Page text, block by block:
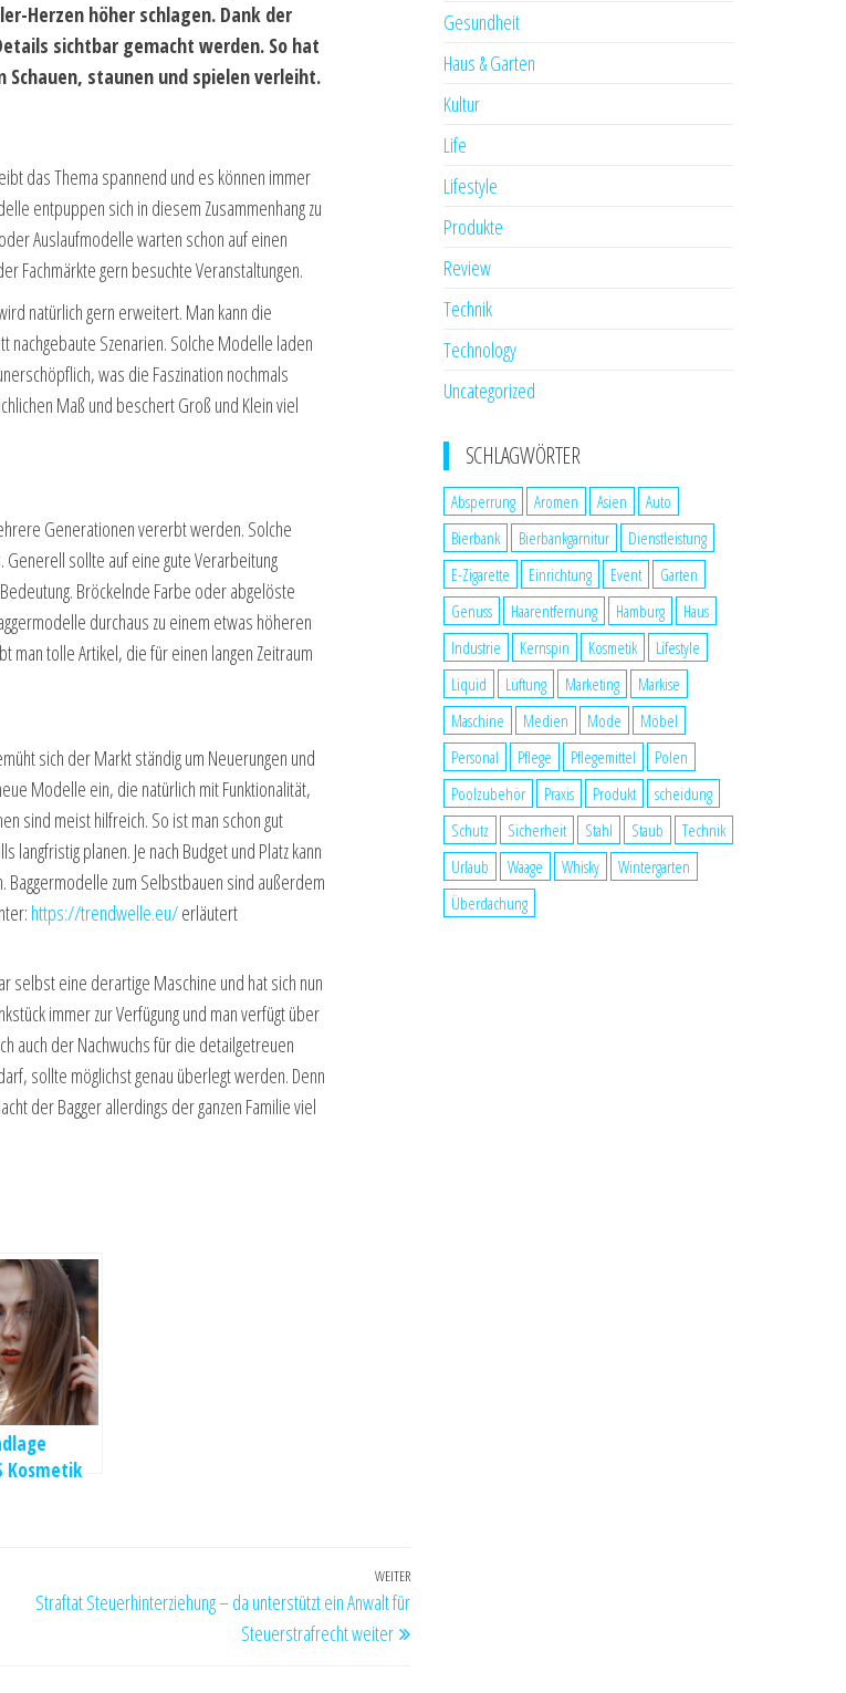
Herzen höher schlagen. Dank der
sichtbar gemacht werden. So hat
Schauen, staunen und spielen verleiht.
das Thema spannend und es können immer
entpuppen sich in diesem Zusammenhang zu
Auslaufmodelle warten schon auf einen
Fachmärkte gern besuchte Veranstaltungen.
natürlich gern erweitert. Man kann die
Szenarien. Solche Modelle laden
was die Faszination nochmals
Maß und beschert Groß und Klein viel
Generationen vererbt werden. Solche
sollte auf eine gute Verarbeitung
Bröckelnde Farbe oder abgelöste
durchaus zu einem etwas höheren
man tolle Artikel, die für einen langen Zeitraum
sich der Markt ständig um Neuerungen und
Modelle ein, die natürlich mit Funktionalität,
sind meist hilfreich. So ist man schon gut
planen. Je nach Budget und Platz kann
zum Selbstbauen sind außerdem
https://trendwelle.eu/erläutert
selbst eine derartige Maschine und hat sich nun
immer zur Verfügung und man verfügt über
auch der Nachwuchs für die detailgetreuen
sollte möglichst genau überlegt werden. Denn
der Bagger allerdings der ganzen Familie viel
Kosmetik
Nächster
WEITER
Straftat Steuerhinterziehung – da unterstützt ein Anwalt für
Steuerstrafrecht weiter
Gesundheit
Haus & Garten
Kultur
Life
Lifestyle
Produkte
Review
Technik
Technology
Uncategorized
SCHLAGWÖRTER
Absperrung Aromen Asien
Auto
Bierbank
Bierbankgarnitur
Dienstleistung
E-Zigarette
Einrichtung Event
Garten
Genuss
Haarentfernung Hamburg
Haus
Industrie
Kernspin Kosmetik
Lifestyle
Liquid
Lüftung Marketing
Markise
Maschine
Medien Mode
Möbel
Personal
Pflege Pflegemittel
Polen
Poolzubehör
Praxis Produkt
scheidung
Schutz
Sicherheit Stahl Staub
Technik
Urlaub
Waage Whisky
Wintergarten
Überdachung